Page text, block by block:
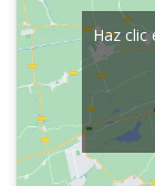
Haz clic